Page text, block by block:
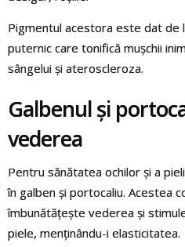
Pigmentul acestora este dat de
puternic care tonifică mușchii
sângelui și ateroscleroza.
Galbenul și
vederea
Pentru sănătatea ochilor și a
în galben și portocaliu. Acestea
îmbunătățește vederea și
piele, menținându-i elasticitatea.